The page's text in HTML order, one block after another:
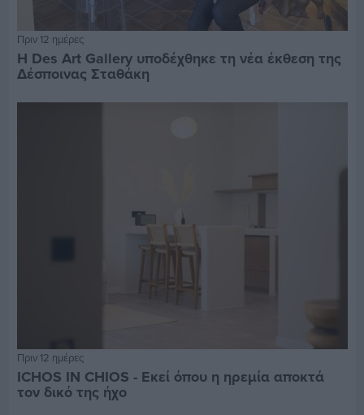
Πριν 12 ημέρες
Η Des Art Gallery υποδέχθηκε τη νέα έκθεση της
Δέσποινας Σταθάκη
Πριν 12 ημέρες
ICHOS IN CHIOS - Εκεί όπου η ηρεμία αποκτά
τον δικό της ήχο